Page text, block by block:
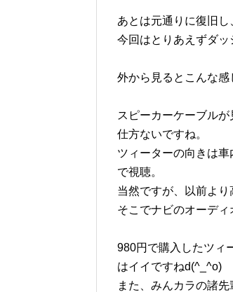
あとは元通りに復旧し
今回はとりあえずダッ
外から見るとこんな感
スピーカーケーブル
仕方ないですね。
ツィーターの向きは車
で視聴。
当然ですが、以前よ
そこでナビのオーデ
980円で購入したツィ
はイイですねd(^_^o)
また、みんカラの諸